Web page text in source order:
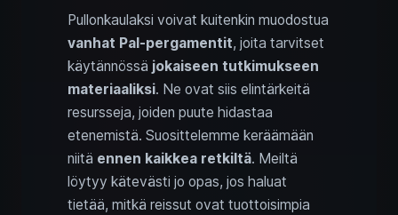
Pullonkaulaksi voivat kuitenkin muodostua
vanhat Pal-pergamentit, joita tarvitset
käytännössä jokaiseen tutkimukseen
materiaaliksi. Ne ovat siis elintärkeitä
resursseja, joiden puute hidastaa
etenemistä. Suosittelemme keräämään
niitä ennen kaikkea retkiltä. Meiltä
löytyy kätevästi jo opas, jos haluat
tietää, mitkä reissut ovat tuottoisimpia